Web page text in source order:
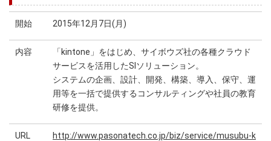
開始 2015年12月7日(月)
内容
「kintone」をはじめ、サイボウズ社の各種クラウド
サービスを活用したSIソリューション。
システムの企画、設計、開発、構築、導入、保守、運
用等を一括で提供するコンサルティングや社員の教育
研修を提供。
URL
http://www.pasonatech.co.jp/biz/service/musubu-k